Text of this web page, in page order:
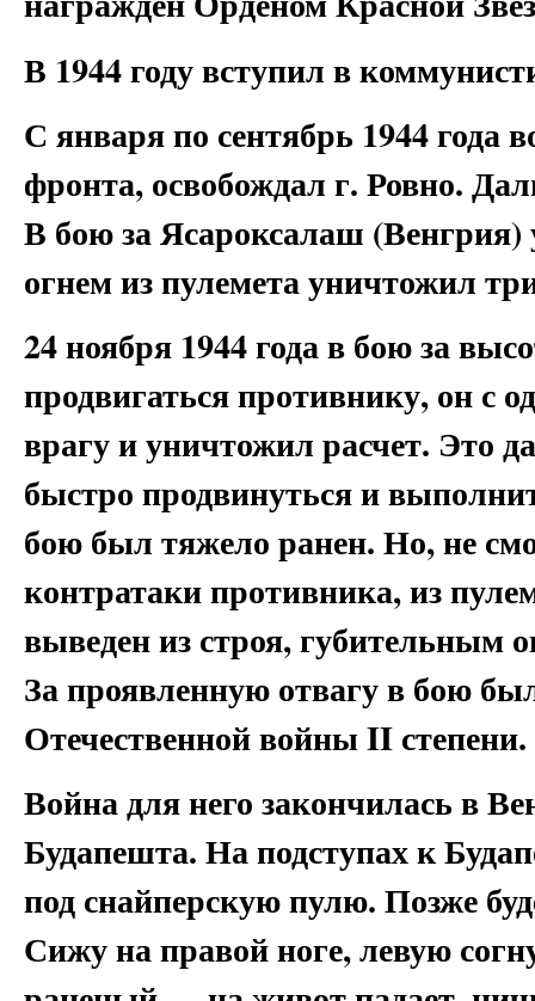
В 1944 году вступил в
С января по сентябрь 1944 года
фронта, освобождал г. Ровно.
В бою за Ясароксалаш (Венгрия)
огнем из пулемета уничтожил
24 ноября 1944 года в бою за
продвигаться противнику, он с
врагу и уничтожил расчет. Это
быстро продвинуться и
бою был тяжело ранен. Но, не
контратаки противника, из
выведен из строя, губительным
За проявленную отвагу в бою
Отечественной войны II степени.
Война для него закончилась в
Будапешта. На подступах к
под снайперскую пулю. Позже
Сижу на правой ноге, левую